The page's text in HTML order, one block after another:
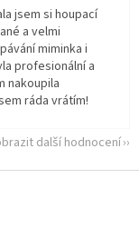
jsem si houpací
a velmi
miminka i
profesionální a
nakoupila
ráda vrátím!
další hodnocení